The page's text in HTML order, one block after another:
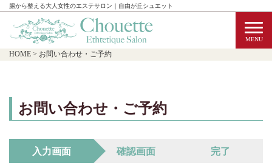
腸から整える大人女性のエステサロン｜自由が丘シュエット
HOME > お問い合わせ・ご予約
お問い合わせ・ご予約
入力画面 確認画面 完了